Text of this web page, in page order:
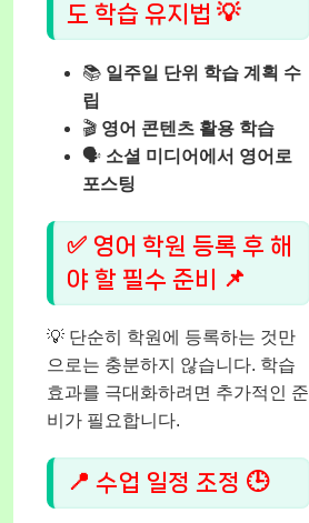
도 학습 유지법 💡
📚 일주일 단위 학습 계획 수
립
🎬 영어 콘텐츠 활용 학습
🗣️ 소셜 미디어에서 영어로
포스팅
✅ 영어 학원 등록 후 해
야 할 필수 준비 📌
💡 단순히 학원에 등록하는 것만
으로는 충분하지 않습니다. 학습
효과를 극대화하려면 추가적인 준
비가 필요합니다.
📍 수업 일정 조정 🕒